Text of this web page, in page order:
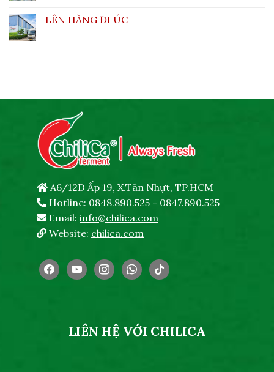
LÊN HÀNG ĐI ÚC
A6/12D Ấp 19, X.Tân Nhựt, TP.HCM
Hotline: 0848.890.525 - 0847.890.525
Email: info@chilica.com
Website: chilica.com
facebookyoutubeinstagramwhatsapp
tiktok
LIÊN HỆ VỚI CHILICA